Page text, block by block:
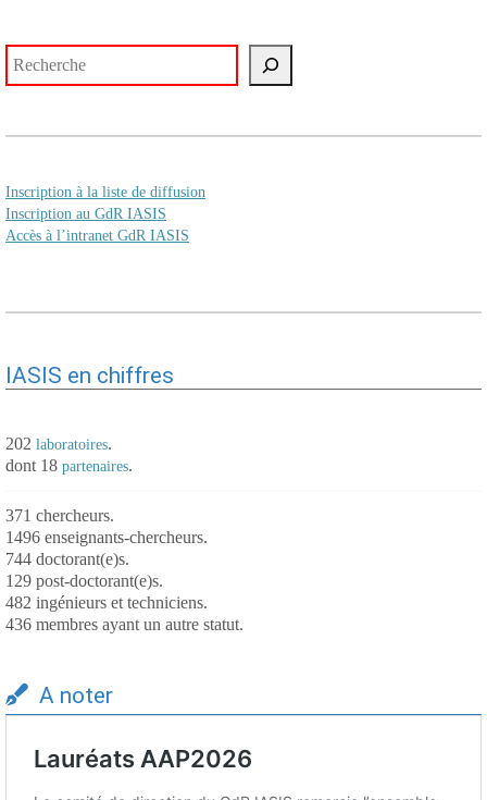
Inscription à la liste de diffusion
Inscription au GdR IASIS
Accès à l’intranet GdR IASIS
IASIS en chiffres
202 laboratoires.
dont 18 partenaires.
371 chercheurs.
1496 enseignants-chercheurs.
744 doctorant(e)s.
129 post-doctorant(e)s.
482 ingénieurs et techniciens.
436 membres ayant un autre statut.
A noter